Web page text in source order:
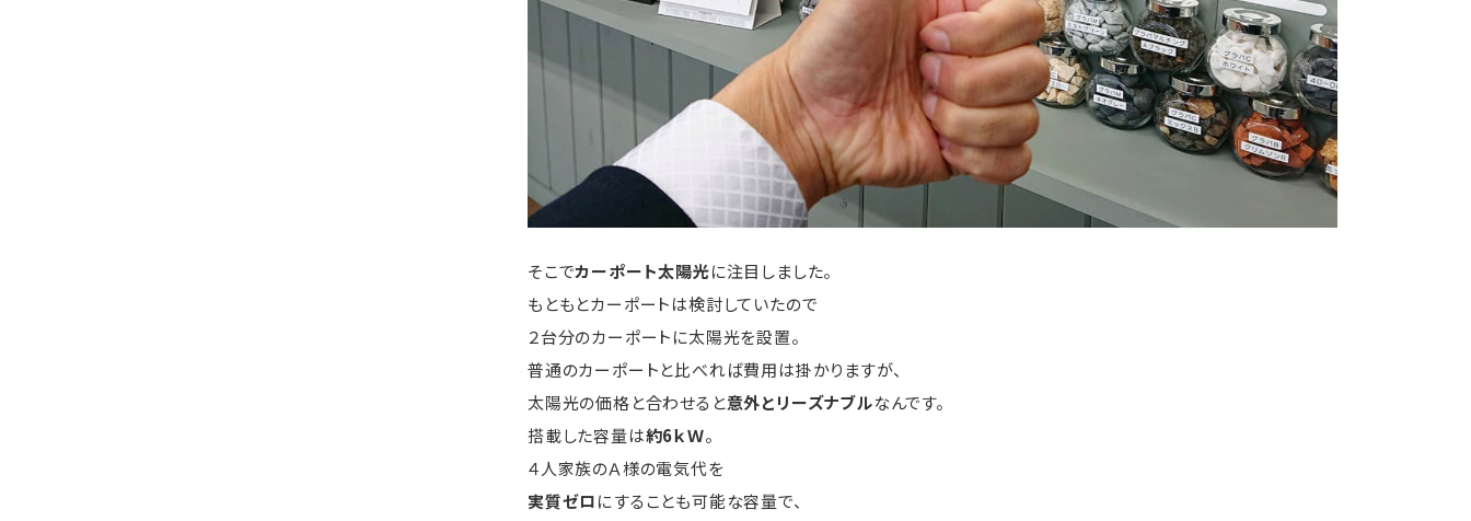
そこでカーポート太陽光に注目しました。
もともとカーポートは検討していたので
２台分のカーポートに太陽光を設置。
普通のカーポートと比べれば費用は掛かりますが、
太陽光の価格と合わせると意外とリーズナブルなんです。
搭載した容量は約6ｋＷ。
４人家族のＡ様の電気代を
実質ゼロにすることも可能な容量で、